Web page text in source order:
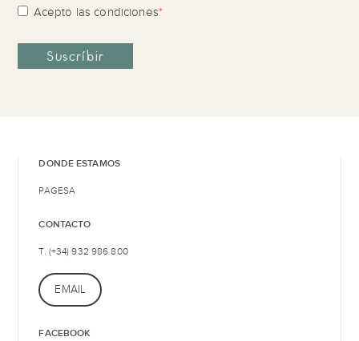
Acepto las condiciones*
DONDE ESTAMOS
PAGESA
CONTACTO
T. (+34) 932 986 800
EMAIL
FACEBOOK